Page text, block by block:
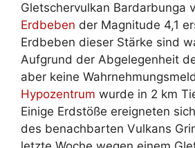
Gletschervulkan Bardarbunga
Erdbeben der Magnitude 4,1
Erdbeben dieser Stärke sind
Aufgrund der Abgelegenheit
aber keine
Hypozentrum wurde in 2 km
Einige Erdstöße ereigneten
des benachbarten Vulkans